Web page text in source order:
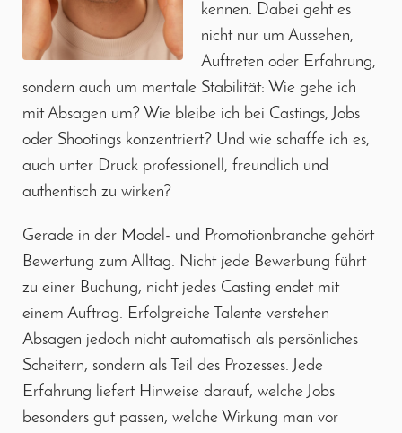
kennen. Dabei geht es
nicht nur um Aussehen,
Auftreten oder Erfahrung,
sondern auch um mentale Stabilität: Wie gehe ich
mit Absagen um? Wie bleibe ich bei Castings, Jobs
oder Shootings konzentriert? Und wie schaffe ich es,
auch unter Druck professionell, freundlich und
authentisch zu wirken?
Gerade in der Model- und Promotionbranche gehört
Bewertung zum Alltag. Nicht jede Bewerbung führt
zu einer Buchung, nicht jedes Casting endet mit
einem Auftrag. Erfolgreiche Talente verstehen
Absagen jedoch nicht automatisch als persönliches
Scheitern, sondern als Teil des Prozesses. Jede
Erfahrung liefert Hinweise darauf, welche Jobs
besonders gut passen, welche Wirkung man vor